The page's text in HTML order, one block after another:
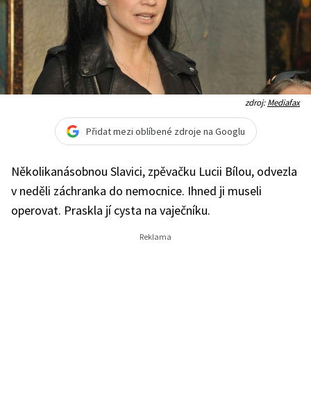
zdroj:Mediafax
Přidat mezi oblíbené zdroje na Googlu
Několikanásobnou Slavici, zpěvačku Lucii Bílou, odvezla
v neděli záchranka do nemocnice. Ihned ji museli
operovat. Praskla jí cysta na vaječníku.